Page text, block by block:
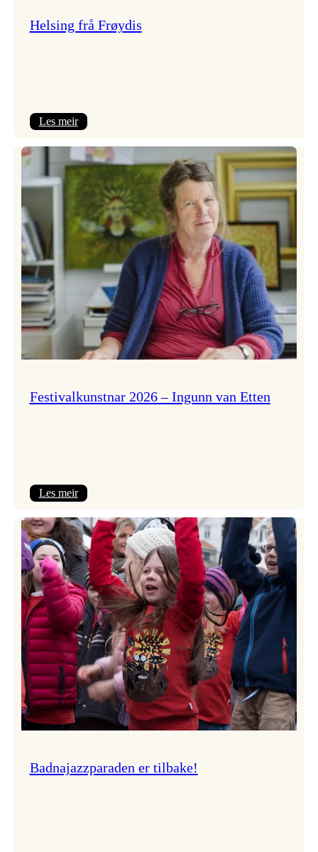
Helsing frå Frøydis
Les meir:
frå
Frøydis
Festivalkunstnar 2026 – Ingunn van Etten
Les meir:
2026
–
Ingunn van Etten
Badnajazzparaden er tilbake!